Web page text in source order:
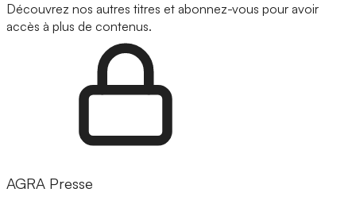
Découvrez nos autres titres et abonnez-vous pour avoir
accès à plus de contenus.
AGRA Presse